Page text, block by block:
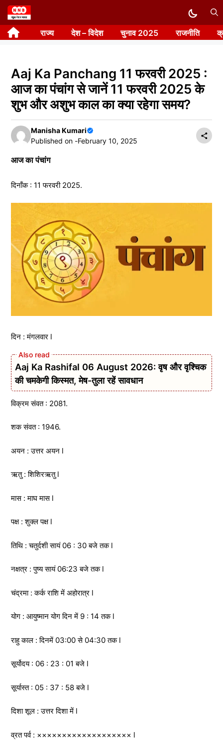
Skip
to
content राज्य देश – विदेश चुनाव 2025 राजनीति
Aaj Ka Panchang 11 फरवरी 2025 :
आज का पंचांग से जानें 11 फरवरी 2025 के
शुभ और अशुभ काल का क्या रहेगा समय?
Manisha Kumari
Published on -February 10, 2025
आज का पंचांग
दिनाँक : 11 फरवरी 2025.
दिन : मंगलवार l
Aaj Ka Rashifal 06 August 2026: वृष और वृश्चिक
की चमकेगी किस्मत, मेष-तुला रहें सावधान
विक्रम संवत : 2081.
शक संवत : 1946.
अयन : उत्तर अयन l
ऋतु : शिशिरऋतु l
मास : माघ मास l
पक्ष : शुक्ल पक्ष l
तिथि : चतुर्दशी सायं 06 : 30 बजे तक l
नक्षत्र : पुष्य सायं 06:23 बजे तक l
चंद्रमा : कर्क राशि में अहोरात्र l
योग : आयुष्मान योग दिन में 9 : 14 तक l
राहु काल : दिनमें 03:00 से 04:30 तक l
सूर्योदय : 06 : 23 : 01 बजे l
सूर्यास्त : 05 : 37 : 58 बजे l
दिशा शूल : उत्तर दिशा में l
व्रत पर्व : ××××××××××××××××××× l